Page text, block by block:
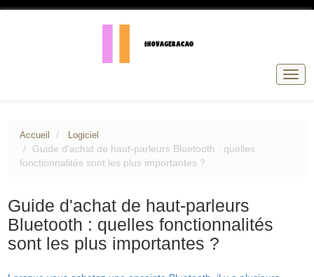
Accueil Logiciel
Guide d'achat de haut-parleurs Bluetooth : quelles
fonctionnalités sont les plus importantes ?
Guide d'achat de haut-parleurs
Bluetooth : quelles fonctionnalités
sont les plus importantes ?